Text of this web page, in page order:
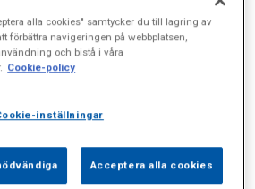
(0) Specialister (0)
alla cookies" samtycker du till lagring av
förbättra navigeringen på webbplatsen,
och bistå i våra
Cookie-policy
inställningar
Acceptera alla cookies